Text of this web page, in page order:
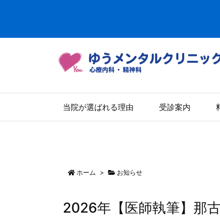
当院が選ばれる理由 受診案内
ホーム > お知らせ
2026年【医師執筆】那